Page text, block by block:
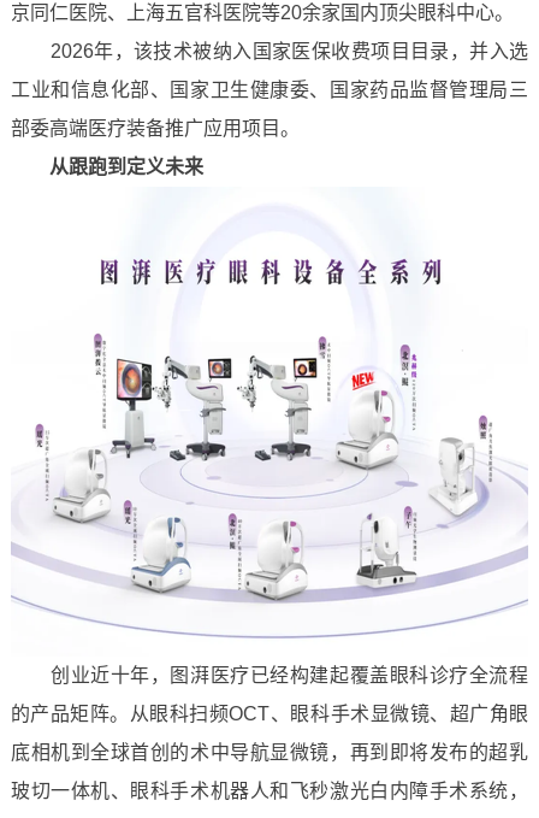
京同仁医院、上海五官科医院等20余家国内顶尖眼科中心。
2026年，该技术被纳入国家医保收费项目目录，并入选
工业和信息化部、国家卫生健康委、国家药品监督管理局三
部委高端医疗装备推广应用项目。
从跟跑到定义未来
创业近十年，图湃医疗已经构建起覆盖眼科诊疗全流程
的产品矩阵。从眼科扫频OCT、眼科手术显微镜、超广角眼
底相机到全球首创的术中导航显微镜，再到即将发布的超乳
玻切一体机、眼科手术机器人和飞秒激光白内障手术系统，